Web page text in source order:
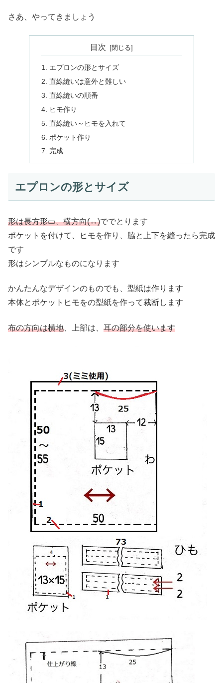
さあ、やってきましょう
目次
エプロンの形とサイズ
直線縫いは意外と難しい
直線縫いの順番
ヒモ作り
直線縫い～ヒモを入れて
ポケット作り
完成
エプロンの形とサイズ
形は長方形▭、横方向(↔)ででとります
ポケットを付けて、ヒモを作り、脇と上下を縫ったら完成
です
形はシンプルなものになります
かんたんなデザインのものでも、型紙は作ります
本体とポケットヒモをの型紙を作って裁断します
布の方向は横地 、上部は、 耳の部分を使います